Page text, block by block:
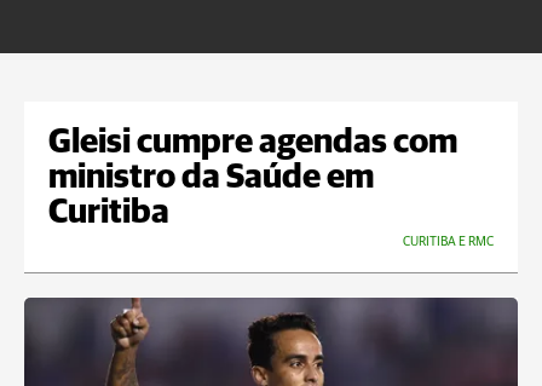
Gleisi cumpre agendas com
ministro da Saúde em
Curitiba
CURITIBA E RMC